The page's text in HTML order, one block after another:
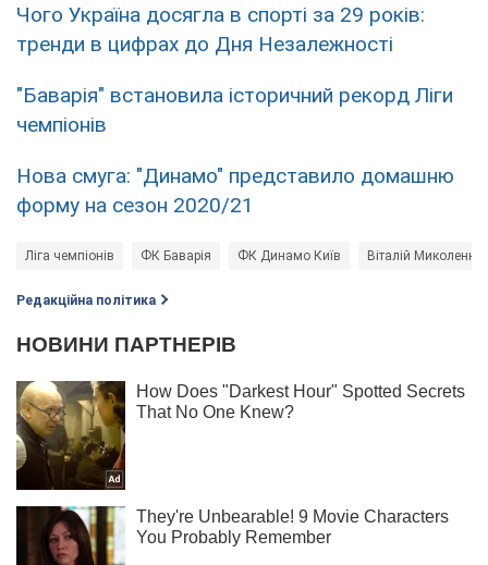
Чого Україна досягла в спорті за 29 років:
тренди в цифрах до Дня Незалежності
"Баварія" встановила історичний рекорд Ліги
чемпіонів
Нова смуга: "Динамо" представило домашню
форму на сезон 2020/21
Ліга чемпіонів ФК Баварія ФК Динамо Київ Віталій Миколенко
Редакційна політика